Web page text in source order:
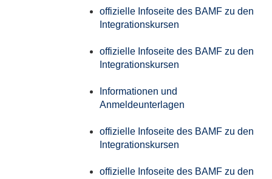
offizielle Infoseite des BAMF zu den
Integrationskursen
offizielle Infoseite des BAMF zu den
Integrationskursen
Informationen und
Anmeldeunterlagen
offizielle Infoseite des BAMF zu den
Integrationskursen
offizielle Infoseite des BAMF zu den